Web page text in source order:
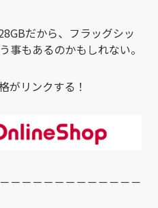
だから、フラッグシッ
事もあるのかもしれない。
がリンクする！
－－－－－－－－－－－－